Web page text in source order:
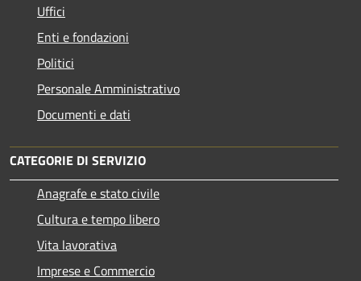
Uffici
Enti e fondazioni
Politici
Personale Amministrativo
Documenti e dati
CATEGORIE DI SERVIZIO
Anagrafe e stato civile
Cultura e tempo libero
Vita lavorativa
Imprese e Commercio